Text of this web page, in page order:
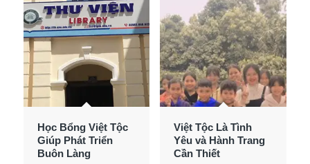
Học Bổng Việt Tộc
Giúp Phát Triển
Buôn Làng
Việt Tộc Là Tình
Yêu và Hành Trang
Cần Thiết